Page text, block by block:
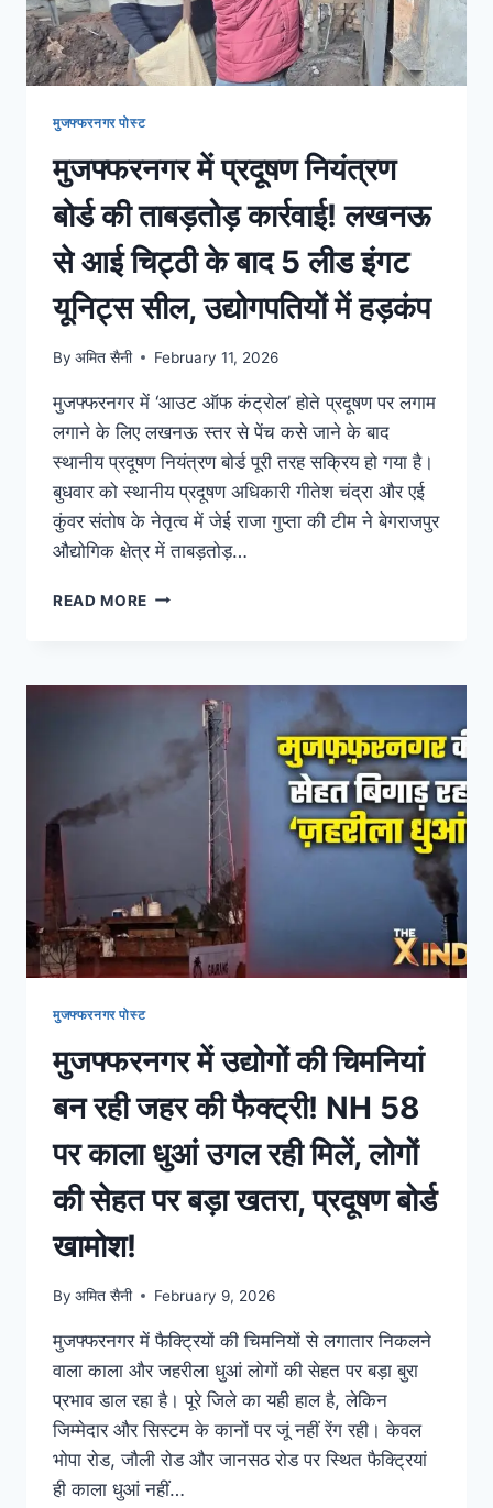
मुजफ्फरनगर पोस्ट
मुजफ्फरनगर में प्रदूषण नियंत्रण
बोर्ड की ताबड़तोड़ कार्रवाई! लखनऊ
से आई चिट्ठी के बाद 5 लीड इंगट
यूनिट्स सील, उद्योगपतियों में हड़कंप
By अमित सैनी February 11, 2026
मुजफ्फरनगर में ‘आउट ऑफ कंट्रोल’ होते प्रदूषण पर लगाम
लगाने के लिए लखनऊ स्तर से पेंच कसे जाने के बाद
स्थानीय प्रदूषण नियंत्रण बोर्ड पूरी तरह सक्रिय हो गया है।
बुधवार को स्थानीय प्रदूषण अधिकारी गीतेश चंद्रा और एई
कुंवर संतोष के नेतृत्व में जेई राजा गुप्ता की टीम ने बेगराजपुर
औद्योगिक क्षेत्र में ताबड़तोड़…
READ MORE
मुजफ्फरनगर पोस्ट
मुजफ्फरनगर में उद्योगों की चिमनियां
बन रही जहर की फैक्ट्री! NH 58
पर काला धुआं उगल रही मिलें, लोगों
की सेहत पर बड़ा खतरा, प्रदूषण बोर्ड
खामोश!
By अमित सैनी February 9, 2026
मुजफ्फरनगर में फैक्ट्रियों की चिमनियों से लगातार निकलने
वाला काला और जहरीला धुआं लोगों की सेहत पर बड़ा बुरा
प्रभाव डाल रहा है। पूरे जिले का यही हाल है, लेकिन
जिम्मेदार और सिस्टम के कानों पर जूं नहीं रेंग रही। केवल
भोपा रोड, जौली रोड और जानसठ रोड पर स्थित फैक्ट्रियां
ही काला धुआं नहीं…